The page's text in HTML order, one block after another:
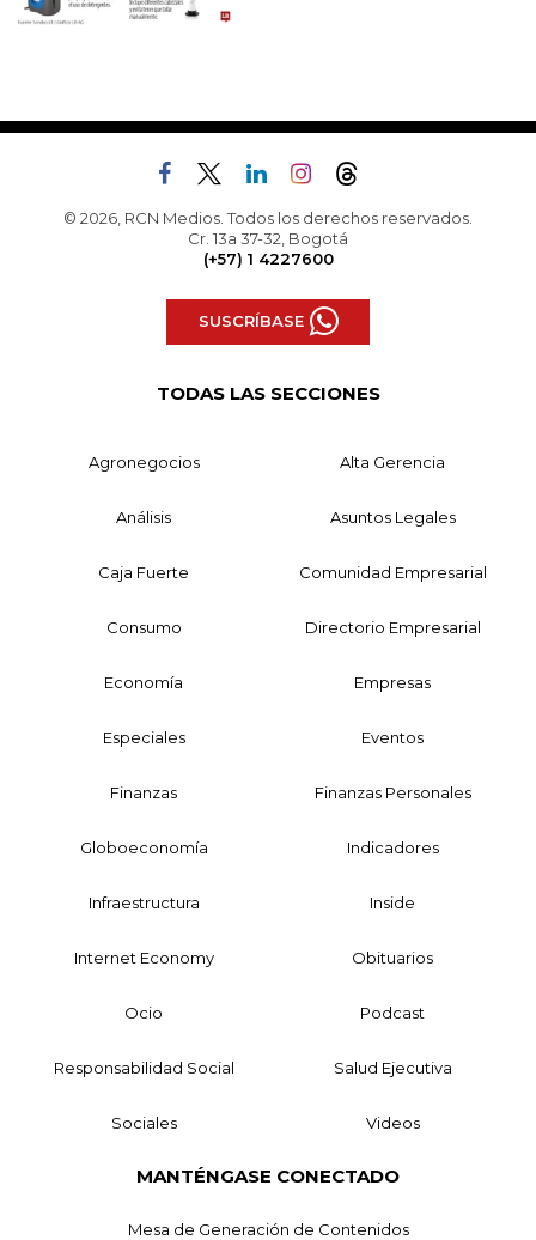
© 2026, RCN Medios. Todos los derechos reservados.
Cr. 13a 37-32, Bogotá
(+57) 1 4227600
SUSCRÍBASE
TODAS LAS SECCIONES
Agronegocios Alta Gerencia
Análisis Asuntos Legales
Caja Fuerte Comunidad Empresarial
Consumo Directorio Empresarial
Economía Empresas
Especiales Eventos
Finanzas Finanzas Personales
Globoeconomía Indicadores
Infraestructura Inside
Internet Economy Obituarios
Ocio Podcast
Responsabilidad Social Salud Ejecutiva
Sociales Videos
MANTÉNGASE CONECTADO
Mesa de Generación de Contenidos